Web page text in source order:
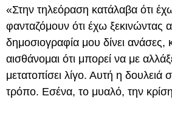
«Στην τηλεόραση κατάλαβα ότι
φανταζόμουν ότι έχω ξεκινώντας
δημοσιογραφία μου δίνει ανάσες,
αισθάνομαι ότι μπορεί να με
μετατοπίσει λίγο. Αυτή η δουλειά
τρόπο. Εσένα, το μυαλό, την